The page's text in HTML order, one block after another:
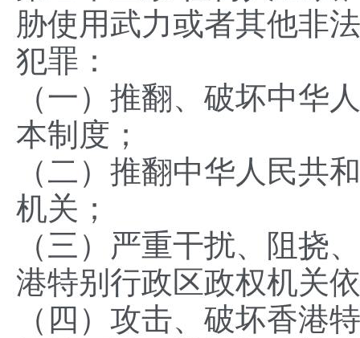
胁使用武力或者其他非
犯罪：
（一）推翻、破坏中华
本制度；
（二）推翻中华人民共
机关；
（三）严重干扰、阻挠
港特别行政区政权机关
（四）攻击、破坏香港